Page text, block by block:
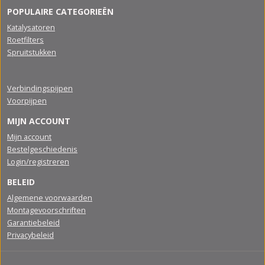
POPULAIRE CATEGORIEËN
Katalysatoren
Roetfilters
Spruitstukken
Verbindingspijpen
Voorpijpen
MIJN ACCOUNT
Mijn account
Bestelgeschiedenis
Login/registreren
BELEID
Algemene voorwaarden
Montagevoorschriften
Garantiebeleid
Privacybeleid